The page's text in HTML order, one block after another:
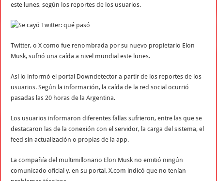
este lunes, según los reportes de los usuarios.
Twitter, o X como fue renombrada por su nuevo propietario Elon
Musk, sufrió una caída a nivel mundial este lunes.
Así lo informó el portal Downdetector a partir de los reportes de los
usuarios. Según la información, la caída de la red social ocurrió
pasadas las 20 horas de la Argentina.
Los usuarios informaron diferentes fallas sufrieron, entre las que se
destacaron las de la conexión con el servidor, la carga del sistema, el
feed sin actualización o propias de la app.
La compañía del multimillonario Elon Musk no emitió ningún
comunicado oficial y, en su portal, X.com indicó que no tenían